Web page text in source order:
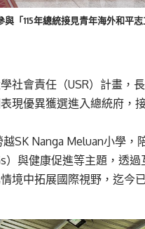
「115年總統接見青年海外和平
社會責任（USR）計畫，
現優異獲選進入總統府，
越SK Nanga Meluan小學，
）與健康促進等主題，透過
境中拓展國際視野 ，迄今